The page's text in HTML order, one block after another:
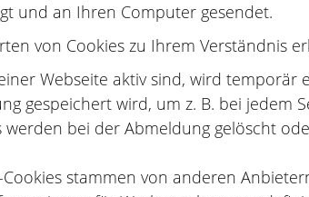
und an Ihren Computer gesendet.
von Cookies zu Ihrem Verständnis
Webseite aktiv sind, wird temporär
gespeichert wird, um z. B. bei jedem
werden bei der Abmeldung gelöscht
stammen von anderen